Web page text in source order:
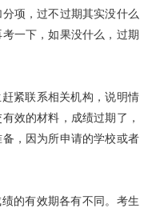
项，过不过期其实没什么
一下，如果没什么，过期
紧联系相关机构，说明情
效的材料，成绩过期了，
，因为所申请的学校或者
的有效期各有不同。考生